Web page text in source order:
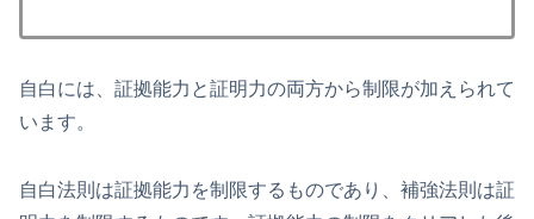
自白には、証拠能力と証明力の両方から制限が加えられて
います。
自白法則は証拠能力を制限するものであり、補強法則は証